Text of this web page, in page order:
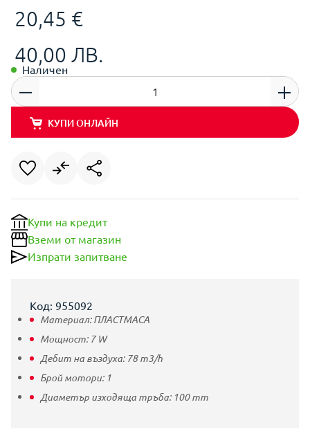
20,45 €
40,00 ЛВ.
Наличен
КУПИ ОНЛАЙН
Купи на кредит
Вземи от магазин
Изпрати запитване
Код: 955092
Материал:ПЛАСТМАСА
Мощност: 7 W
Дебит на въздуха: 78m3/h
Брой мотори: 1
Диаметър изходяща тръба: 100mm